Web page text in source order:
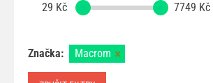
29 Kč 7749 Kč
Značka: Macrom